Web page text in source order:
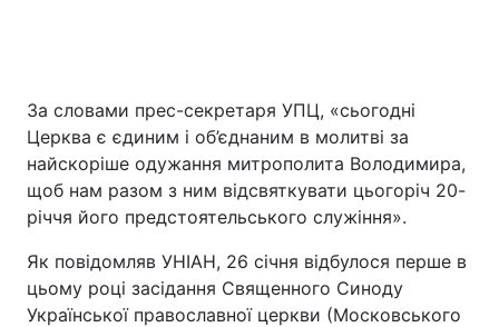
За словами прес-секретаря УПЦ, «сьогодні
Церква є єдиним і об’єднаним в молитві за
найскоріше одужання митрополита Володимира,
щоб нам разом з ним відсвяткувати цьогоріч 20-
річчя його предстоятельського служіння».
Як повідомляв УНІАН, 26 січня відбулося перше в
цьому році засідання Священного Синоду
Української православної церкви (Московського